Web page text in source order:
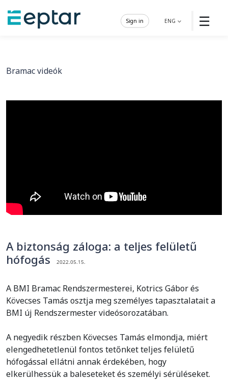
☰
ENG
Sign in
Bramac videók
A biztonság záloga: a teljes felületű
hófogás
2022.05.15.
A BMI Bramac Rendszermesterei, Kotrics Gábor és
Kövecses Tamás osztja meg személyes tapasztalatait a
BMI új Rendszermester videósorozatában.
A negyedik részben Kövecses Tamás elmondja, miért
elengedhetetlenül fontos tetőnket teljes felületű
hófogással ellátni annak érdekében, hogy
elkerülhessük a baleseteket és személyi sérüléseket.